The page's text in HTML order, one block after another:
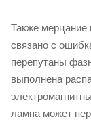
Также
связано с
перепутаны
выполнена
лампа может